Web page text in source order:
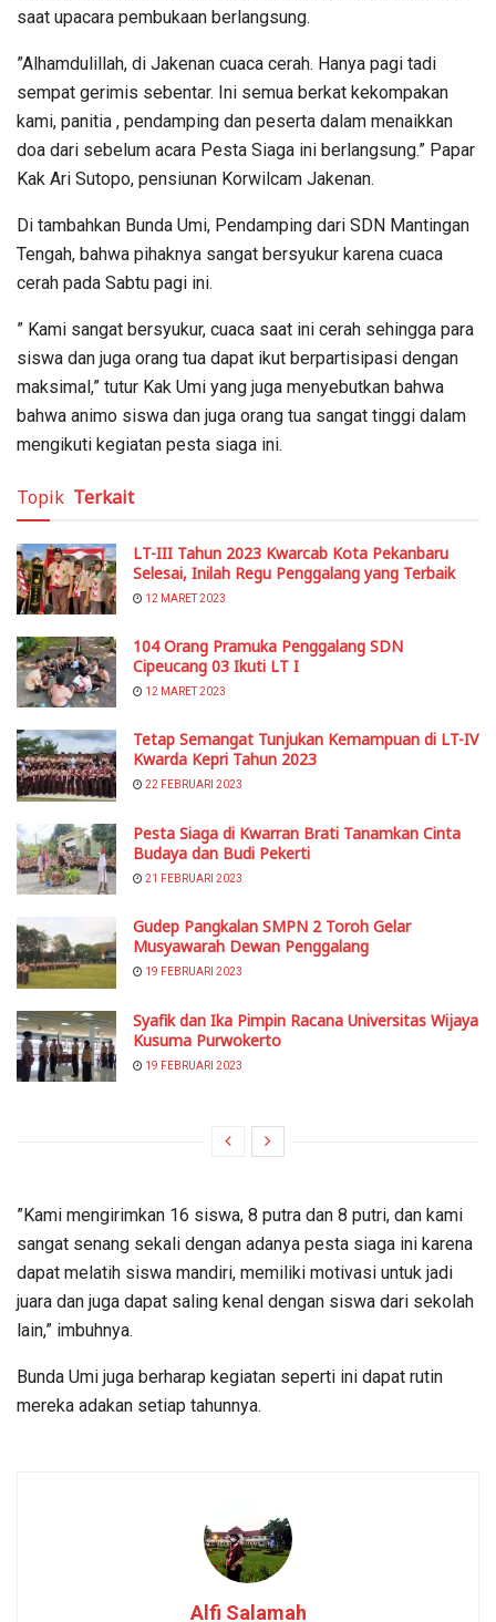
saat upacara pembukaan berlangsung.
”Alhamdulillah, di Jakenan cuaca cerah. Hanya pagi tadi
sempat gerimis sebentar. Ini semua berkat kekompakan
kami, panitia , pendamping dan peserta dalam menaikkan
doa dari sebelum acara Pesta Siaga ini berlangsung.” Papar
Kak Ari Sutopo, pensiunan Korwilcam Jakenan.
Di tambahkan Bunda Umi, Pendamping dari SDN Mantingan
Tengah, bahwa pihaknya sangat bersyukur karena cuaca
cerah pada Sabtu pagi ini.
” Kami sangat bersyukur, cuaca saat ini cerah sehingga para
siswa dan juga orang tua dapat ikut berpartisipasi dengan
maksimal,” tutur Kak Umi yang juga menyebutkan bahwa
bahwa animo siswa dan juga orang tua sangat tinggi dalam
mengikuti kegiatan pesta siaga ini.
Topik Terkait
LT-III Tahun 2023 Kwarcab Kota Pekanbaru
Selesai, Inilah Regu Penggalang yang Terbaik
12 MARET 2023
104 Orang Pramuka Penggalang SDN
Cipeucang 03 Ikuti LT I
12 MARET 2023
Tetap Semangat Tunjukan Kemampuan di LT-IV
Kwarda Kepri Tahun 2023
22 FEBRUARI 2023
Pesta Siaga di Kwarran Brati Tanamkan Cinta
Budaya dan Budi Pekerti
21 FEBRUARI 2023
Gudep Pangkalan SMPN 2 Toroh Gelar
Musyawarah Dewan Penggalang
19 FEBRUARI 2023
Syafik dan Ika Pimpin Racana Universitas Wijaya
Kusuma Purwokerto
19 FEBRUARI 2023
”Kami mengirimkan 16 siswa, 8 putra dan 8 putri, dan kami
sangat senang sekali dengan adanya pesta siaga ini karena
dapat melatih siswa mandiri, memiliki motivasi untuk jadi
juara dan juga dapat saling kenal dengan siswa dari sekolah
lain,” imbuhnya.
Bunda Umi juga berharap kegiatan seperti ini dapat rutin
mereka adakan setiap tahunnya.
Alfi Salamah